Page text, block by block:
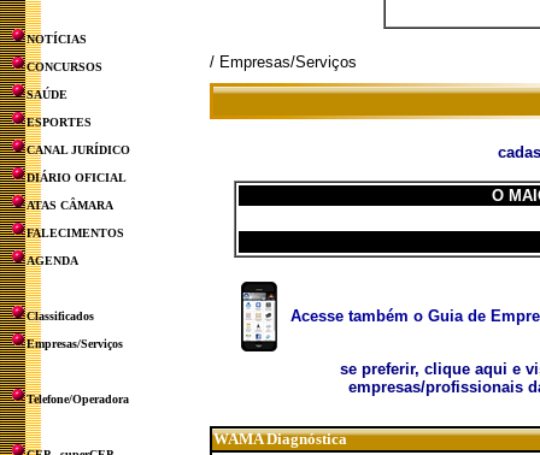
NOTÍCIAS
CONCURSOS
SAÚDE
ESPORTES
CANAL JURÍDICO
DIÁRIO OFICIAL
ATAS CÂMARA
FALECIMENTOS
AGENDA
Classificados
Empresas/Serviços
Telefone/Operadora
/ Empresas/Serviços
O
Acesse também o Guia de
se preferir, clique aqui e
empresas/profissionais
WAMA Diagnóstica